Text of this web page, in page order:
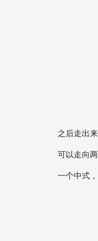
之后走出来
可以走向两
一个中式，